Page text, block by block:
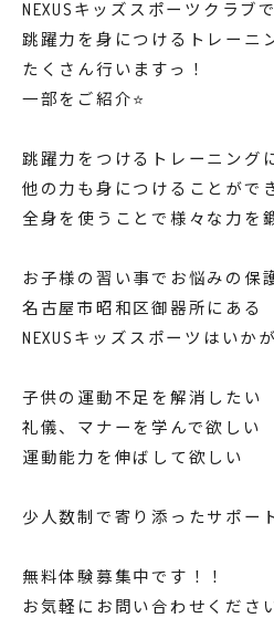
NEXUSキッズスポーツクラブ
跳躍力を身につけるトレーニ
たくさん行いますっ！
一部をご紹介⭐️
跳躍力をつけるトレーニング
他の力も身につけることがで
全身を使うことで様々な力を
お子様の習い事でお悩みの保
名古屋市昭和区御器所にある
NEXUSキッズスポーツはいか
子供の運動不足を解消したい
礼儀、マナーを学んで欲しい
運動能力を伸ばして欲しい
少人数制で寄り添ったサポー
無料体験募集中です！！
お気軽にお問い合わせくださ